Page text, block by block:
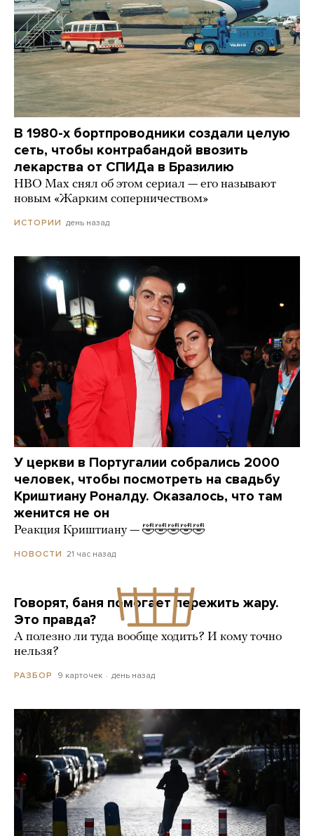
В 1980-х бортпроводники создали целую
сеть, чтобы контрабандой ввозить
лекарства от СПИДа в Бразилию
HBO Max снял об этом сериал — его называют
новым «Жарким соперничеством»
ИСТОРИИ день назад
У церкви в Португалии собрались 2000
человек, чтобы посмотреть на свадьбу
Криштиану Роналду. Оказалось, что там
женится не он
Реакция Криштиану — 🤣🤣🤣🤣🤣
НОВОСТИ 21 час назад
Говорят, баня помогает пережить жару.
Это правда?
А полезно ли туда вообще ходить? И кому точно
нельзя?
РАЗБОР 9 карточек день назад